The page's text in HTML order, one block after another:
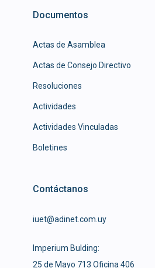
Documentos
Actas de Asamblea
Actas de Consejo Directivo
Resoluciones
Actividades
Actividades Vinculadas
Boletines
Contáctanos
iuet@adinet.com.uy
Imperium Bulding:
25 de Mayo 713 Oficina 406